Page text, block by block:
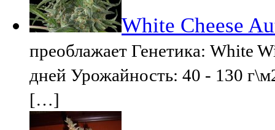
White Cheese
преоблажает Генетика: White
дней Урожайность: 40 - 130
[…]